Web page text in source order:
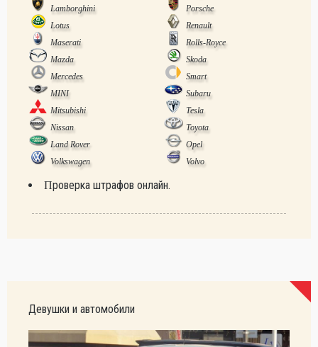
Lamborghini
Porsche
Lotus
Renault
Maserati
Rolls-Royce
Mazda
Skoda
Mercedes
Smart
MINI
Subaru
Mitsubishi
Tesla
Nissan
Toyota
Land Rover
Opel
Volkswagen
Volvo
Проверка штрафов онлайн.
Девушки и автомобили